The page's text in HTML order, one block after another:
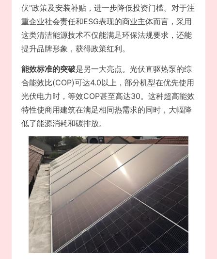
伏"政策及安装补贴，进一步降低投资门槛。对于注
重企业社会责任和ESG表现的商业主体而言，采用
这类清洁能源技术不仅能满足环保法规要求，还能
提升品牌形象，获得政策红利。
能效标准的突破是另一大亮点。光伏直驱热泵的综
合能效比(COP)可达4.0以上，部分机型在优先使用
光伏电力时，等效COP甚至高达30。这种超高能效
特性使商用建筑在满足相同热需求的同时，大幅降
低了能源消耗和碳排放。